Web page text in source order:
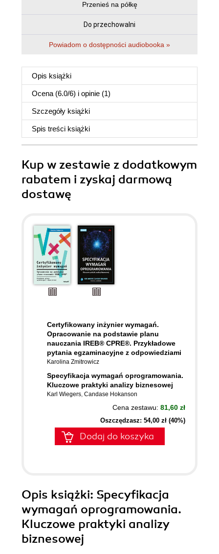
Przenieś na półkę
Do przechowalni
Powiadom o dostępności audiobooka »
Opis książki
Ocena (6.0/6) i opinie (1)
Szczegóły książki
Spis treści książki
Kup w zestawie z dodatkowym
rabatem i zyskaj darmową
dostawę
Certyfikowany inżynier wymagań.
Opracowanie na podstawie planu
nauczania IREB® CPRE®. Przykładowe
pytania egzaminacyjne z odpowiedziami
Karolina Zmitrowicz
Specyfikacja wymagań oprogramowania.
Kluczowe praktyki analizy biznesowej
Karl Wiegers, Candase Hokanson
Cena zestawu: 81,60 zł
Oszczędzasz: 54,00 zł (40%)
Dodaj do koszyka
Opis książki: Specyfikacja
wymagań oprogramowania.
Kluczowe praktyki analizy
biznesowej